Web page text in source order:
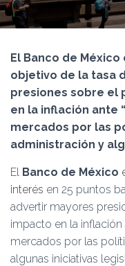
El Banco de
objetivo de la tasa
presiones sobre el
en la inflación ante
mercados por las
administración y
El Banco de México
interés en 25 puntos
advertir mayores
impacto en la
mercados por las
algunas iniciativas